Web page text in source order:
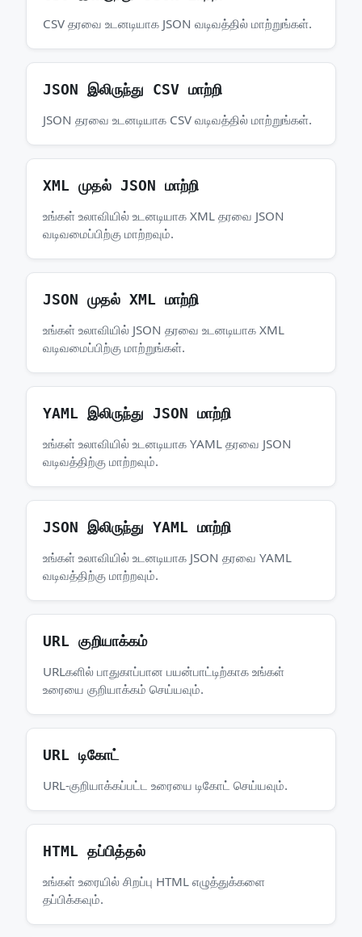
CSV தரவை உடனடியாக JSON வடிவத்தில் மாற்றுங்கள்.
JSON இலிருந்து CSV மாற்றி
JSON தரவை உடனடியாக CSV வடிவத்தில் மாற்றுங்கள்.
XML முதல் JSON மாற்றி
உங்கள் உலாவியில் உடனடியாக XML தரவை JSON
வடிவமைப்பிற்கு மாற்றவும்.
JSON முதல் XML மாற்றி
உங்கள் உலாவியில் JSON தரவை உடனடியாக XML
வடிவமைப்பிற்கு மாற்றுங்கள்.
YAML இலிருந்து JSON மாற்றி
உங்கள் உலாவியில் உடனடியாக YAML தரவை JSON
வடிவத்திற்கு மாற்றவும்.
JSON இலிருந்து YAML மாற்றி
உங்கள் உலாவியில் உடனடியாக JSON தரவை YAML
வடிவத்திற்கு மாற்றவும்.
URL குறியாக்கம்
URLகளில் பாதுகாப்பான பயன்பாட்டிற்காக உங்கள்
உரையை குறியாக்கம் செய்யவும்.
URL டிகோட்
URL-குறியாக்கப்பட்ட உரையை டிகோட் செய்யவும்.
HTML தப்பித்தல்
உங்கள் உரையில் சிறப்பு HTML எழுத்துக்களை
தப்பிக்கவும்.